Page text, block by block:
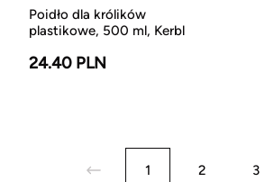
Poidło dla królików
plastikowe, 500 ml, Kerbl
24.40 PLN
1 2 3